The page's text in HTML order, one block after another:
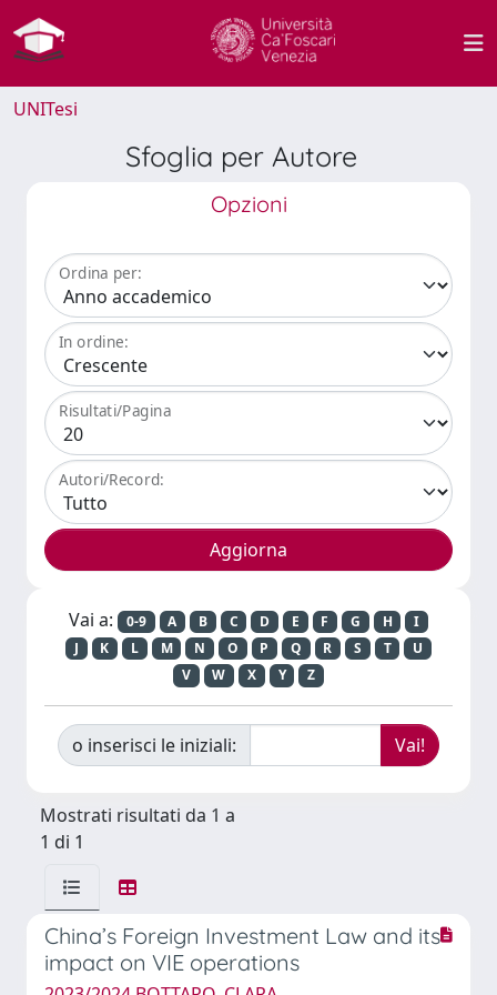
UNITesi
Sfoglia per Autore
Opzioni
Ordina per:
In ordine:
Risultati/Pagina
Autori/Record:
Vai a: 0-9 A B C D E F G H
I
J
K L M N O P Q R S T
U
V
W X Y Z
o inserisci le iniziali:
Mostrati risultati da 1 a
1 di 1
China’s Foreign Investment Law and its
impact on VIE operations